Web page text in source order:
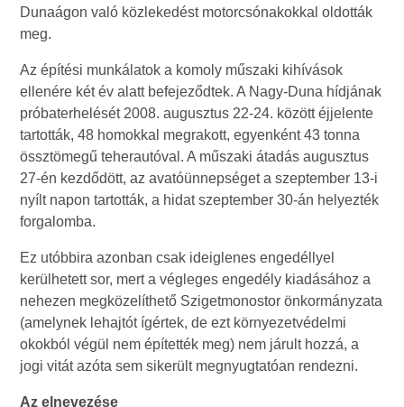
Dunaágon való közlekedést motorcsónakokkal oldották
meg.
Az építési munkálatok a komoly műszaki kihívások
ellenére két év alatt befejeződtek. A Nagy-Duna hídjának
próbaterhelését 2008. augusztus 22-24. között éjjelente
tartották, 48 homokkal megrakott, egyenként 43 tonna
össztömegű teherautóval. A műszaki átadás augusztus
27-én kezdődött, az avatóünnepséget a szeptember 13-i
nyílt napon tartották, a hidat szeptember 30-án helyezték
forgalomba.
Ez utóbbira azonban csak ideiglenes engedéllyel
kerülhetett sor, mert a végleges engedély kiadásához a
nehezen megközelíthető Szigetmonostor önkormányzata
(amelynek lehajtót ígértek, de ezt környezetvédelmi
okokból végül nem építették meg) nem járult hozzá, a
jogi vitát azóta sem sikerült megnyugtatóan rendezni.
Az elnevezése